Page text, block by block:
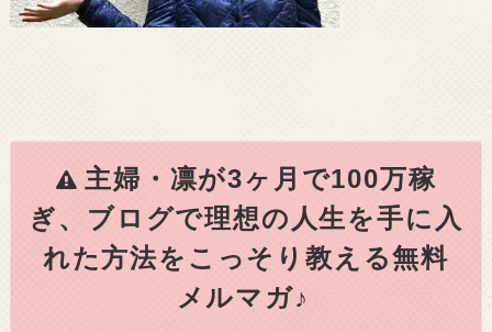
主婦・凛が3ヶ月で100万稼
ぎ、ブログで理想の人生を手に入
れた方法をこっそり教える無料
メルマガ♪